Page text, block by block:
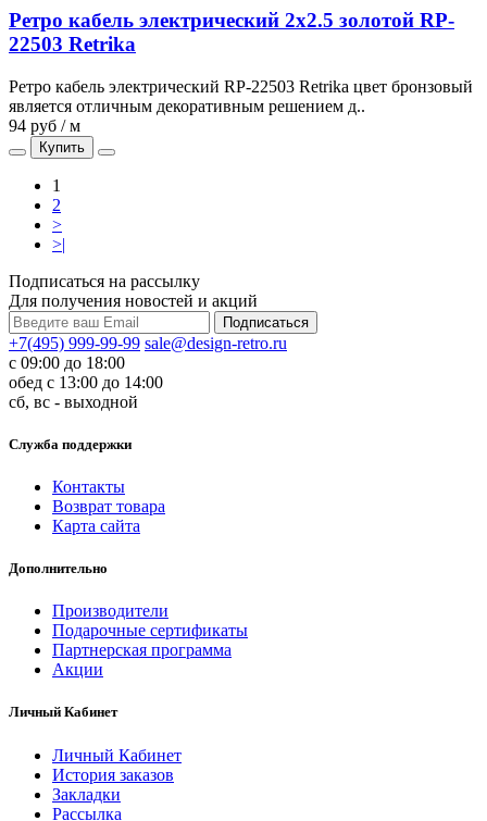
Ретро кабель электрический 2x2.5 золотой RP-
22503 Retrika
Ретро кабель электрический RP-22503 Retrika цвет бронзовый
является отличным декоративным решением д..
94 руб / м
Купить
1
2
>
>|
Подписаться на рассылку
Для получения новостей и акций
+7(495) 999-99-99 sale@design-retro.ru
с 09:00 до 18:00
обед с 13:00 до 14:00
сб, вс - выходной
Служба поддержки
Контакты
Возврат товара
Карта сайта
Дополнительно
Производители
Подарочные сертификаты
Партнерская программа
Акции
Личный Кабинет
Личный Кабинет
История заказов
Закладки
Рассылка